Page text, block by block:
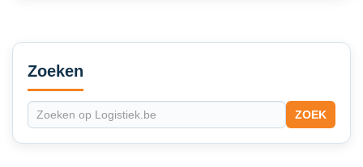
Secondary
Sidebar
Zoeken
ZOEK